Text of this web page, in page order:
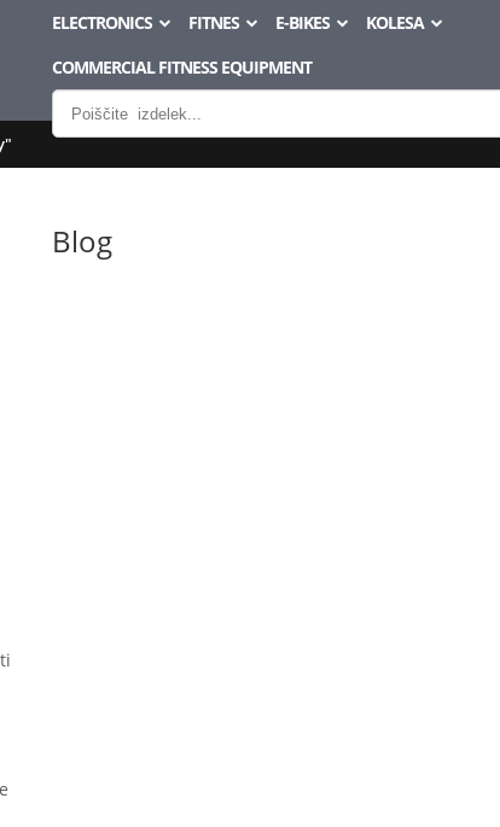
ELECTRONICS FITNES E-BIKES
KOLESA
COMMERCIAL FITNESS EQUIPMENT
Blog